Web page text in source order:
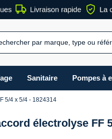
Sanitaire Pompes à
5/4 x 5/4 - 1824314
électrolyse FF